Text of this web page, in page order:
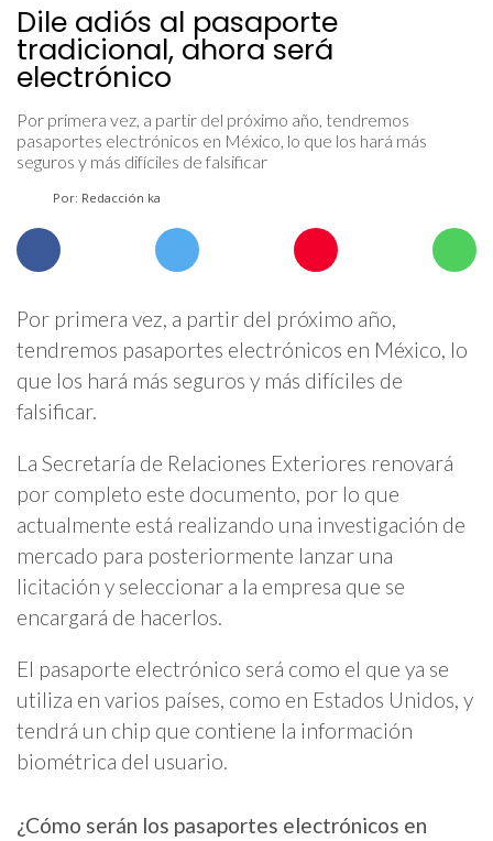
Dile adiós al pasaporte
tradicional, ahora será
electrónico
Por primera vez, a partir del próximo año, tendremos
pasaportes electrónicos en México, lo que los hará más
seguros y más difíciles de falsificar
Por: Redacción ka
Por primera vez, a partir del próximo año,
tendremos pasaportes electrónicos en México, lo
que los hará más seguros y más difíciles de
falsificar.
La Secretaría de Relaciones Exteriores renovará
por completo este documento, por lo que
actualmente está realizando una investigación de
mercado para posteriormente lanzar una
licitación y seleccionar a la empresa que se
encargará de hacerlos.
El pasaporte electrónico será como el que ya se
utiliza en varios países, como en Estados Unidos, y
tendrá un chip que contiene la información
biométrica del usuario.
¿Cómo serán los pasaportes electrónicos en